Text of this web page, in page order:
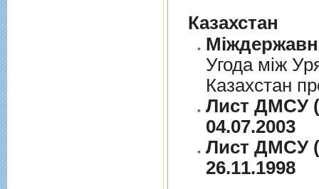
Казахстан
Угода між
Казахстан
Лист ДМСУ
04.07.2003
Лист ДМСУ
26.11.1998